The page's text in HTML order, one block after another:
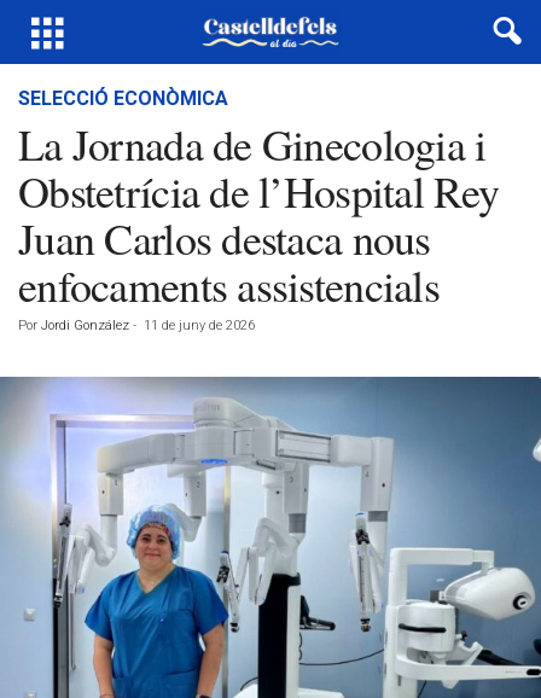
SELECCIÓ ECONÒMICA
La Jornada de Ginecologia i
Obstetrícia de l’Hospital Rey
Juan Carlos destaca nous
enfocaments assistencials
Por Jordi González - 11 de juny de 2026